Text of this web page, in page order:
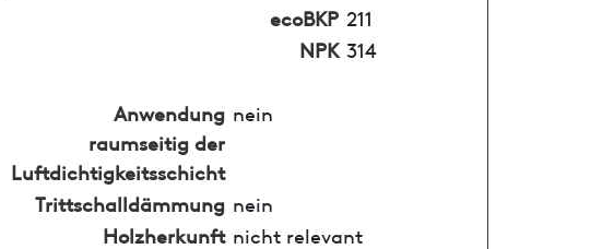
ecoBKP 211
NPK 314
Anwendung
raumseitig der
Luftdichtigkeitsschicht
nein
Trittschalldämmung nein
Holzherkunft nicht relevant